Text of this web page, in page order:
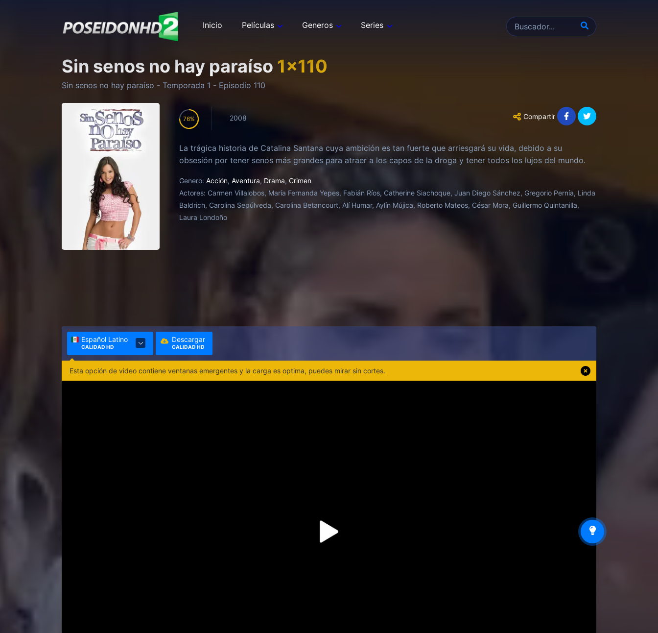
Inicio Películas Generos Series
Sin senos no hay paraíso 1x110
Sin senos no hay paraíso - Temporada 1 - Episodio 110
76 2008 Compartir
La trágica historia de Catalina Santana cuya ambición es tan fuerte que arriesgará su vida, debido a su
obsesión por tener senos más grandes para atraer a los capos de la droga y tener todos los lujos del mundo.
Genero: Acción, Aventura, Drama, Crimen
Actores: Carmen Villalobos, María Fernanda Yepes, Fabián Ríos, Catherine Siachoque, Juan Diego Sánchez, Gregorio Pernía, Linda
Baldrich, Carolina Sepúlveda, Carolina Betancourt, Alí Humar, Aylín Mújica, Roberto Mateos, César Mora, Guillermo Quintanilla,
Laura Londoño
Español Latino
CALIDAD HD
Descargar
CALIDAD HD
Esta opción de video contiene ventanas emergentes y la carga es optima, puedes mirar sin cortes.